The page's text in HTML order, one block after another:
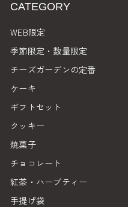
CATEGORY
WEB限定
季節限定・数量限定
チーズガーデンの定番
ケーキ
ギフトセット
クッキー
焼菓子
チョコレート
紅茶・ハーブティー
手提げ袋